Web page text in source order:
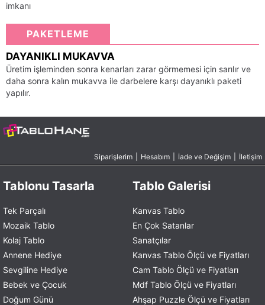
imkanı
PAKETLEME
DAYANIKLI MUKAVVA
Üretim işleminden sonra kenarları zarar görmemesi için sarılır ve
daha sonra kalın mukavva ile darbelere karşı dayanıklı paketi
yapılır.
Siparişlerim Hesabım İade ve Değişim İletişim
Tablonu Tasarla
Tek Parçalı
Mozaik Tablo
Kolaj Tablo
Annene Hediye
Sevgiline Hediye
Bebek ve Çocuk
Doğum Günü
Tablo Galerisi
Kanvas Tablo
En Çok Satanlar
Sanatçılar
Kanvas Tablo Ölçü ve Fiyatları
Cam Tablo Ölçü ve Fiyatları
Mdf Tablo Ölçü ve Fiyatları
Ahşap Puzzle Ölçü ve Fiyatları